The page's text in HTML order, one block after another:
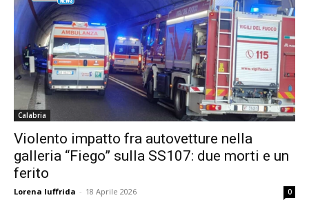
Calabria
Violento impatto fra autovetture nella
galleria “Fiego” sulla SS107: due morti e un
ferito
Lorena Iuffrida - 18 Aprile 2026 0